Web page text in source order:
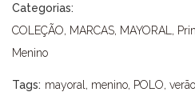
Categorias:
COLEÇÃO, MARCAS, MAYORAL,
Menino
Tags: mayoral , menino, POLO, verão